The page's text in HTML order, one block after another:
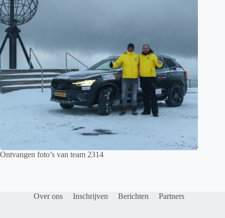
Ontvangen foto’s van team 2314
Over ons Inschrijven Berichten Partners